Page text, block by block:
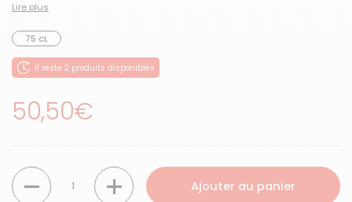
Lire plus
75 cL
Il reste 2 produits disponibles
Prix régulier
50,50€
Quantité
Ajouter au panier